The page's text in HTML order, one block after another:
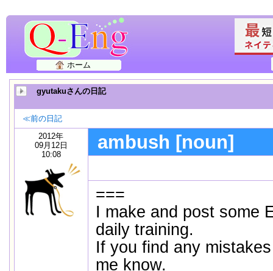
ホーム
gyutakuさんの日記
≪前の日記
2012年
09月12日
10:08
ambush [noun]
===
I make and post some
daily training.
If you find any
me know.